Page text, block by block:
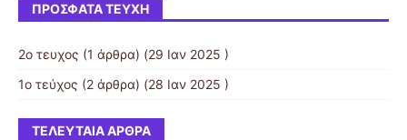
ΠΡΌΣΦΑΤΑ ΤΕΎΧΗ
2ο τευχος (1 άρθρα) (29 Ιαν 2025 )
1ο τεύχος (2 άρθρα) (28 Ιαν 2025 )
ΤΕΛΕΥΤΑΊΑ ΆΡΘΡΑ